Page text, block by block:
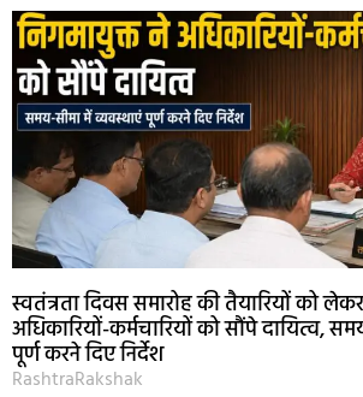
स्वतंत्रता दिवस समारोह की तैयारियों को
अधिकारियों-कर्मचारियों को सौंपे दायित्व,
पूर्ण करने दिए निर्देश
RashtraRakshak